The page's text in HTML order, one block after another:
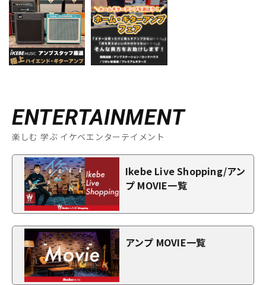
ENTERTAINMENT
楽しむ 学ぶ イケベエンターテイメント
Ikebe Live Shopping/アン
プ MOVIE一覧
アンプ MOVIE一覧